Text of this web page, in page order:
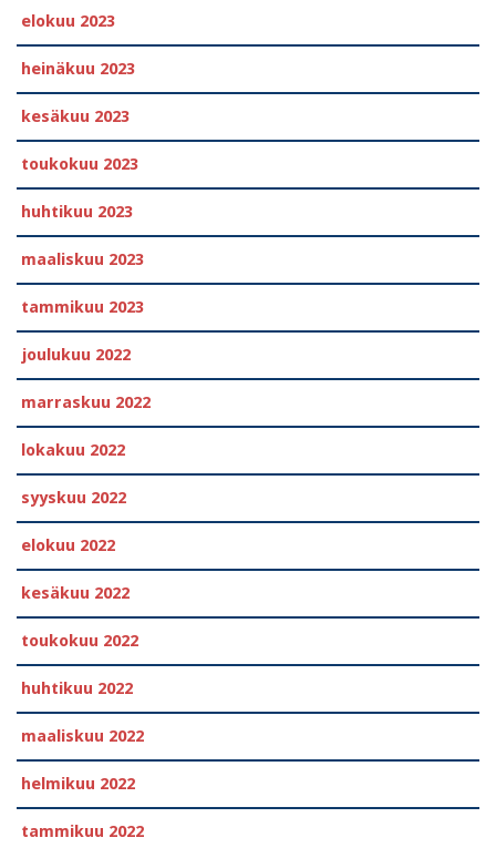
elokuu 2023
heinäkuu 2023
kesäkuu 2023
toukokuu 2023
huhtikuu 2023
maaliskuu 2023
tammikuu 2023
joulukuu 2022
marraskuu 2022
lokakuu 2022
syyskuu 2022
elokuu 2022
kesäkuu 2022
toukokuu 2022
huhtikuu 2022
maaliskuu 2022
helmikuu 2022
tammikuu 2022